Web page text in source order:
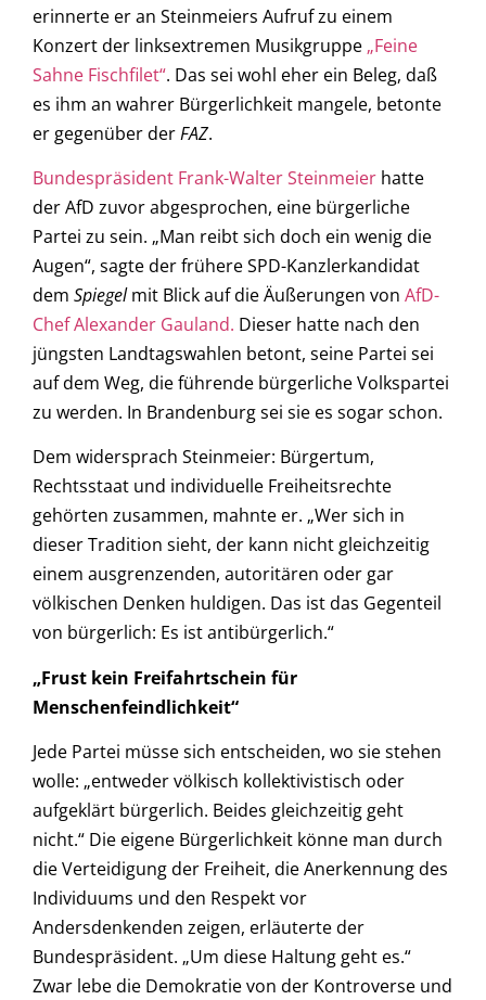
erinnerte er an Steinmeiers Aufruf zu einem
Konzert der linksextremen Musikgruppe „Feine
Sahne Fischfilet“. Das sei wohl eher ein Beleg, daß
es ihm an wahrer Bürgerlichkeit mangele, betonte
er gegenüber derFAZ.
Bundespräsident Frank-Walter Steinmeier hatte
der AfD zuvor abgesprochen, eine bürgerliche
Partei zu sein. „Man reibt sich doch ein wenig die
Augen“, sagte der frühere SPD-Kanzlerkandidat
dem Spiegelmit Blick auf die Äußerungen von AfD-
Chef Alexander Gauland. Dieser hatte nach den
jüngsten Landtagswahlen betont, seine Partei sei
auf dem Weg, die führende bürgerliche Volkspartei
zu werden. In Brandenburg sei sie es sogar schon.
Dem widersprach Steinmeier: Bürgertum,
Rechtsstaat und individuelle Freiheitsrechte
gehörten zusammen, mahnte er. „Wer sich in
dieser Tradition sieht, der kann nicht gleichzeitig
einem ausgrenzenden, autoritären oder gar
völkischen Denken huldigen. Das ist das Gegenteil
von bürgerlich: Es ist antibürgerlich.“
„Frust kein Freifahrtschein für
Menschenfeindlichkeit“
Jede Partei müsse sich entscheiden, wo sie stehen
wolle: „entweder völkisch kollektivistisch oder
aufgeklärt bürgerlich. Beides gleichzeitig geht
nicht.“ Die eigene Bürgerlichkeit könne man durch
die Verteidigung der Freiheit, die Anerkennung des
Individuums und den Respekt vor
Andersdenkenden zeigen, erläuterte der
Bundespräsident. „Um diese Haltung geht es.“
Zwar lebe die Demokratie von der Kontroverse und